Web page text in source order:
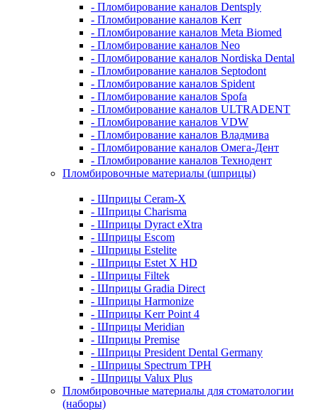
- Пломбирование каналов Dentsply
- Пломбирование каналов Kerr
- Пломбирование каналов Meta Biomed
- Пломбирование каналов Neo
- Пломбирование каналов Nordiska Dental
- Пломбирование каналов Septodont
- Пломбирование каналов Spident
- Пломбирование каналов Spofa
- Пломбирование каналов ULTRADENT
- Пломбирование каналов VDW
- Пломбирование каналов Владмива
- Пломбирование каналов Омега-Дент
- Пломбирование каналов Технодент
Пломбировочные материалы (шприцы)
- Шприцы Ceram-X
- Шприцы Charisma
- Шприцы Dyract eXtra
- Шприцы Escom
- Шприцы Estelite
- Шприцы Estet X HD
- Шприцы Filtek
- Шприцы Gradia Direct
- Шприцы Harmonize
- Шприцы Kerr Point 4
- Шприцы Meridian
- Шприцы Premise
- Шприцы President Dental Germany
- Шприцы Spectrum TPH
- Шприцы Valux Plus
Пломбировочные материалы для стоматологии
(наборы)